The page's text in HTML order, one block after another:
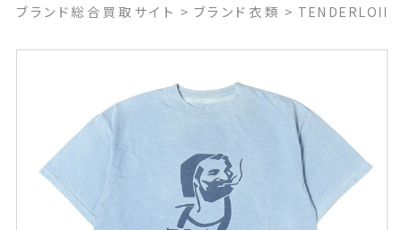
ブランド総合買取サイト > ブランド衣類 > TENDERLOIN